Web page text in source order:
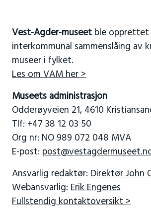
Vest-Agder-museetble opprettet
interkommunal sammenslåing av
museer i fylket.
Les om VAM her >
Museets administrasjon
Odderøyveien 21, 4610
Tlf: +47 38 12 03 50
Org nr: NO 989 072 048 MVA
E-post:
Ansvarlig redaktør: Direktør John
Webansvarlig: Erik Engenes
Fullstendig kontaktoversikt >